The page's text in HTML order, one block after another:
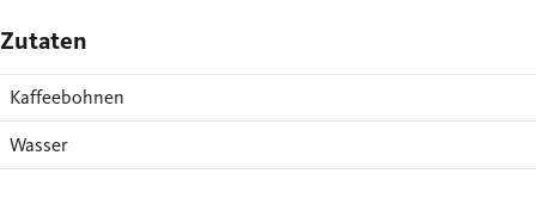
Zutaten
Kaffeebohnen
Wasser